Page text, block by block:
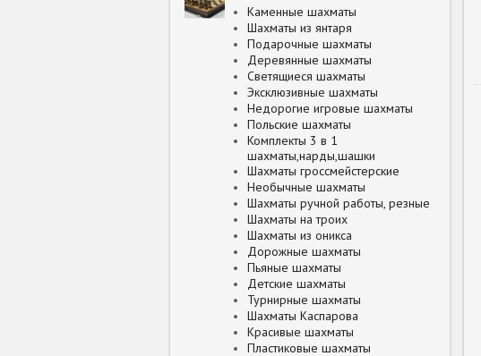
Каменные шахматы
Шахматы из янтаря
Подарочные шахматы
Деревянные шахматы
Светящиеся шахматы
Эксклюзивные шахматы
Недорогие игровые шахматы
Польские шахматы
Комплекты 3 в 1
шахматы,нарды,шашки
Шахматы гроссмейстерские
Необычные шахматы
Шахматы ручной работы, резные
Шахматы на троих
Шахматы из оникса
Дорожные шахматы
Пьяные шахматы
Детские шахматы
Турнирные шахматы
Шахматы Каспарова
Красивые шахматы
Пластиковые шахматы